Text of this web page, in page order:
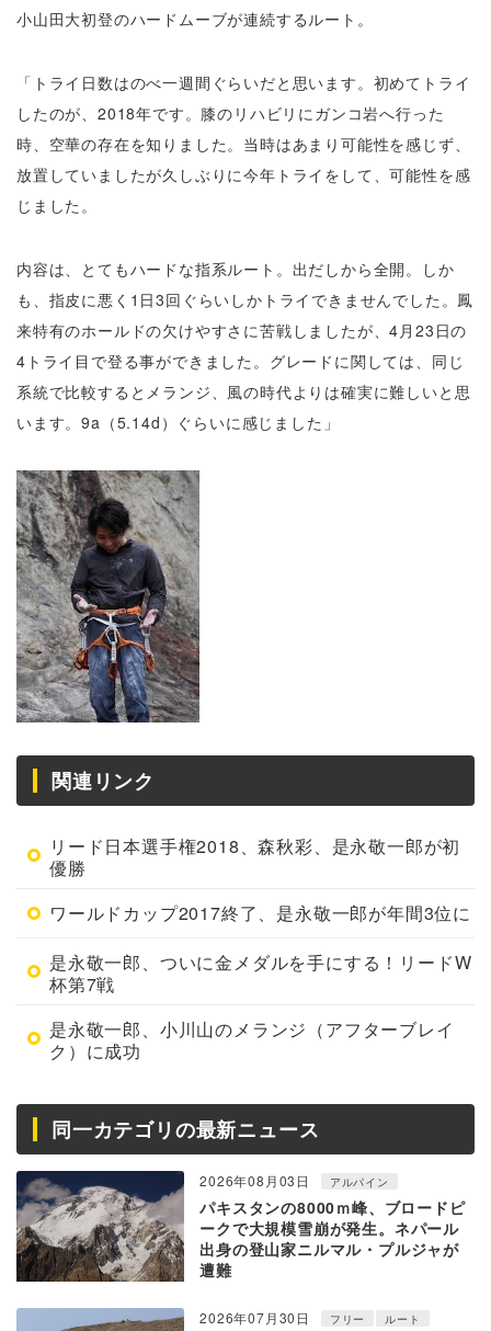
小山田大初登のハードムーブが連続するルート。
「トライ日数はのべ一週間ぐらいだと思います。初めてトライ
したのが、2018年です。膝のリハビリにガンコ岩へ行った
時、空華の存在を知りました。当時はあまり可能性を感じず、
放置していましたが久しぶりに今年トライをして、可能性を感
じました。
内容は、とてもハードな指系ルート。出だしから全開。しか
も、指皮に悪く1日3回ぐらいしかトライできませんでした。鳳
来特有のホールドの欠けやすさに苦戦しましたが、4月23日の
4トライ目で登る事ができました。グレードに関しては、同じ
系統で比較するとメランジ、風の時代よりは確実に難しいと思
います。9a（5.14d）ぐらいに感じました」
関連リンク
リード日本選手権2018、森秋彩、是永敬一郎が初
優勝
ワールドカップ2017終了、是永敬一郎が年間3位に
是永敬一郎、ついに金メダルを手にする！リードW
杯第7戦
是永敬一郎、小川山のメランジ（アフターブレイ
ク）に成功
同一カテゴリの最新ニュース
2026年08月03日 アルパイン
パキスタンの8000ｍ峰、ブロードピ
ークで大規模雪崩が発生。ネパール
出身の登山家ニルマル・プルジャが
遭難
2026年07月30日 フリー ルート